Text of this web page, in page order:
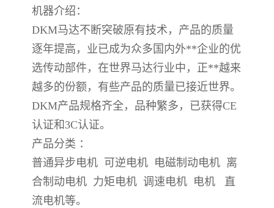
机器介绍：
DKM马达不断突破原有技术，产品的质量
逐年提高，业已成为众多国内外**企业的优
选传动部件，在世界马达行业中，正**越来
越多的份额，有些产品的质量已接近世界。
DKM产品规格齐全，品种繁多，已获得CE
认证和3C认证。
产品分类 ：
普通异步电机 可逆电机 电磁制动电机 离
合制动电机 力矩电机 调速电机 电机 直
流电机等。